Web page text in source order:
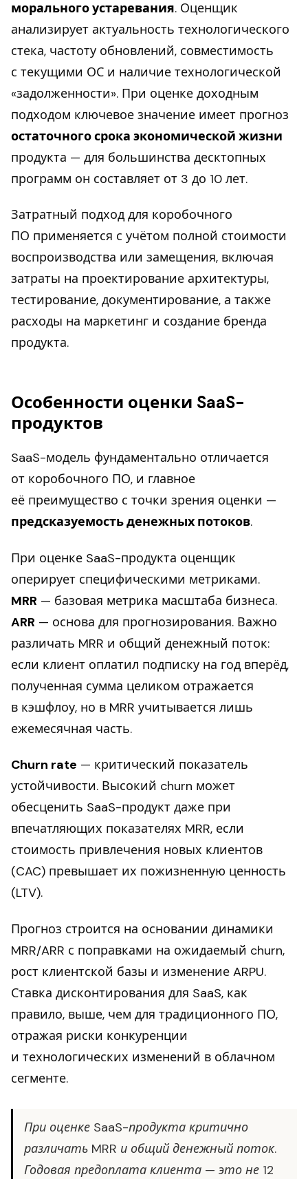
морального устаревания. Оценщик
анализирует актуальность технологического
стека, частоту обновлений, совместимость
с текущими ОС и наличие технологической
«задолженности». При оценке доходным
подходом ключевое значение имеет прогноз
остаточного срока экономической жизни
продукта — для большинства десктопных
программ он составляет от 3 до 10 лет.
Затратный подход для коробочного
ПО применяется с учётом полной стоимости
воспроизводства или замещения, включая
затраты на проектирование архитектуры,
тестирование, документирование, а также
расходы на маркетинг и создание бренда
продукта.
Особенности оценки SaaS-
продуктов
SaaS-модель фундаментально отличается
от коробочного ПО, и главное
её преимущество с точки зрения оценки —
предсказуемость денежных потоков.
При оценке SaaS-продукта оценщик
оперирует специфическими метриками.
MRR — базовая метрика масштаба бизнеса.
ARR — основа для прогнозирования. Важно
различать MRR и общий денежный поток:
если клиент оплатил подписку на год вперёд,
полученная сумма целиком отражается
в кэшфлоу, но в MRR учитывается лишь
ежемесячная часть.
Churn rate — критический показатель
устойчивости. Высокий churn может
обесценить SaaS-продукт даже при
впечатляющих показателях MRR, если
стоимость привлечения новых клиентов
(CAC) превышает их пожизненную ценность
(LTV).
Прогноз строится на основании динамики
MRR/ARR с поправками на ожидаемый churn,
рост клиентской базы и изменение ARPU.
Ставка дисконтирования для SaaS, как
правило, выше, чем для традиционного ПО,
отражая риски конкуренции
и технологических изменений в облачном
сегменте.
При оценке SaaS-продукта критично
различать MRR и общий денежный поток.
Годовая предоплата клиента — это не 12